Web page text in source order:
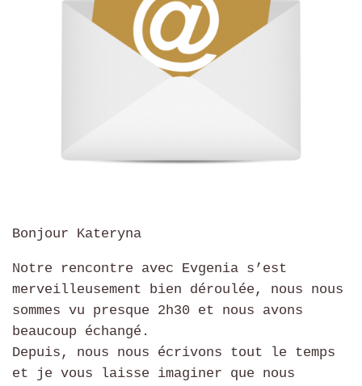
NOTRE DIFFÉRENCE
CONTACT
Bonjour Kateryna
Notre rencontre avec Evgenia s’est
merveilleusement bien déroulée, nous nous
sommes vu presque 2h30 et nous avons
beaucoup échangé.
Depuis, nous nous écrivons tout le temps
et je vous laisse imaginer que nous